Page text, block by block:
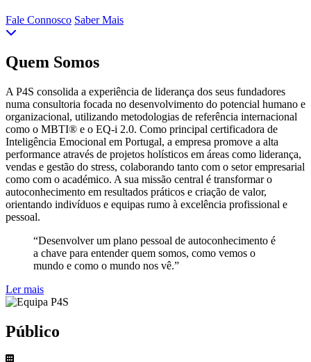
Fale Connosco Saber Mais
Quem Somos
A P4S consolida a experiência de liderança dos seus fundadores
numa consultoria focada no desenvolvimento do potencial humano e
organizacional, utilizando metodologias de referência internacional
como o MBTI® e o EQ-i 2.0. Como principal certificadora de
Inteligência Emocional em Portugal, a empresa promove a alta
performance através de projetos holísticos em áreas como liderança,
vendas e gestão do stress, colaborando tanto com o setor empresarial
como com o académico. A sua missão central é transformar o
autoconhecimento em resultados práticos e criação de valor,
orientando indivíduos e equipas rumo à excelência profissional e
pessoal.
“Desenvolver um plano pessoal de autoconhecimento é
a chave para entender quem somos, como vemos o
mundo e como o mundo nos vê.”
Ler mais
Público